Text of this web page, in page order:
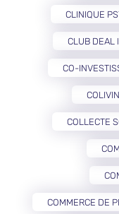
CLINIQUE
CLUB DEAL
CO-
COLLECTE
COMMERCE DE